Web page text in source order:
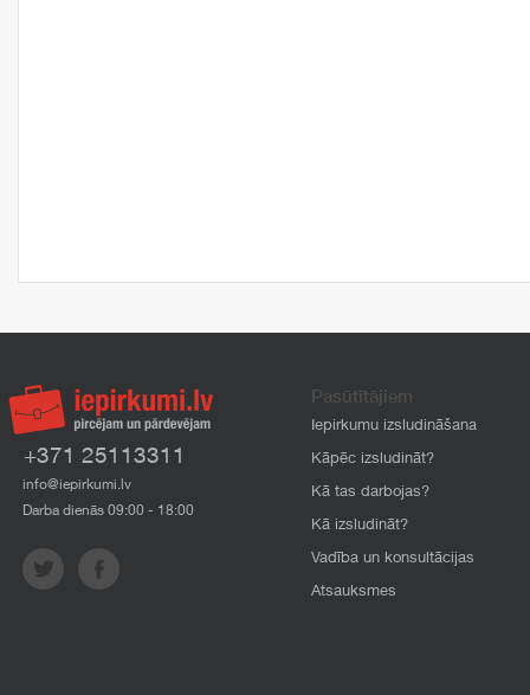
+371 25113311
info@iepirkumi.lv
Darba dienās 09:00 - 18:00
Pasūtītājiem
Iepirkumu izsludināšana
Kāpēc izsludināt?
Kā tas darbojas?
Kā izsludināt?
Vadība un konsultācijas
Atsauksmes